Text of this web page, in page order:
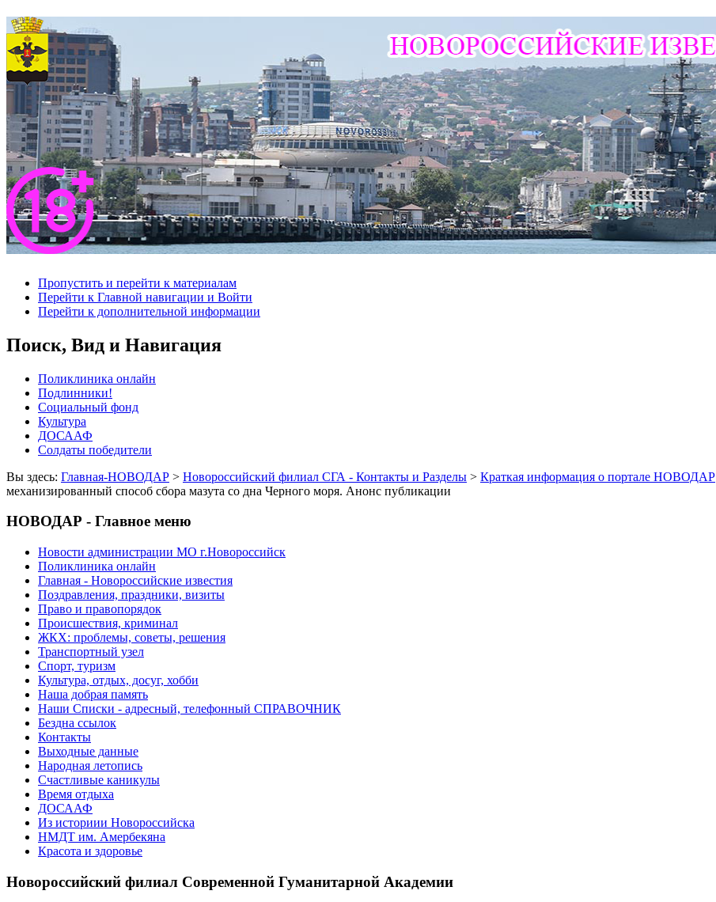
Пропустить и перейти к материалам
Перейти к Главной навигации и Войти
Перейти к дополнительной информации
Поиск, Вид и Навигация
Поликлиника онлайн
Подлинники!
Социальный фонд
Культура
ДОСААФ
Солдаты победители
Вы здесь: Главная-НОВОДАР > Новороссийский филиал СГА - Контакты и Разделы > Краткая информация о портале НОВОДАР
механизированный способ сбора мазута со дна Черного моря. Анонс публикации
НОВОДАР - Главное меню
Новости администрации МО г.Новороссийск
Поликлиника онлайн
Главная - Новороссийские известия
Поздравления, праздники, визиты
Право и правопорядок
Происшествия, криминал
ЖКХ: проблемы, советы, решения
Транспортный узел
Спорт, туризм
Культура, отдых, досуг, хобби
Наша добрая память
Наши Списки - адресный, телефонный СПРАВОЧНИК
Бездна ссылок
Контакты
Выходные данные
Народная летопись
Счастливые каникулы
Время отдыха
ДОСААФ
Из историии Новороссийска
НМДТ им. Амербекяна
Красота и здоровье
Новороссийский филиал Современной Гуманитарной Академии